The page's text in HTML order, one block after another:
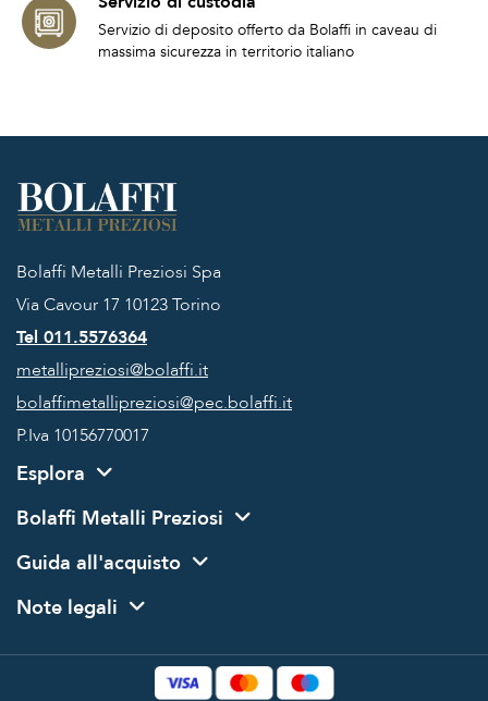
Servizio di deposito offerto da Bolaffi in caveau di
massima sicurezza in territorio italiano
Bolaffi Metalli Preziosi Spa
Via Cavour 17 10123 Torino
Tel 011.5576364
metallipreziosi@bolaffi.it
bolaffimetallipreziosi@pec.bolaffi.it
P.Iva 10156770017
Esplora
Bolaffi Metalli Preziosi
Guida all'acquisto
Note legali